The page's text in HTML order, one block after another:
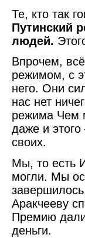
Те, кто так
Путинский
людей.
Впрочем,
режимом, с
него. Они
нас нет
режима Чем
даже и
своих.
Мы, то есть
могли. Мы
Аракчееву
Премию
деньги.